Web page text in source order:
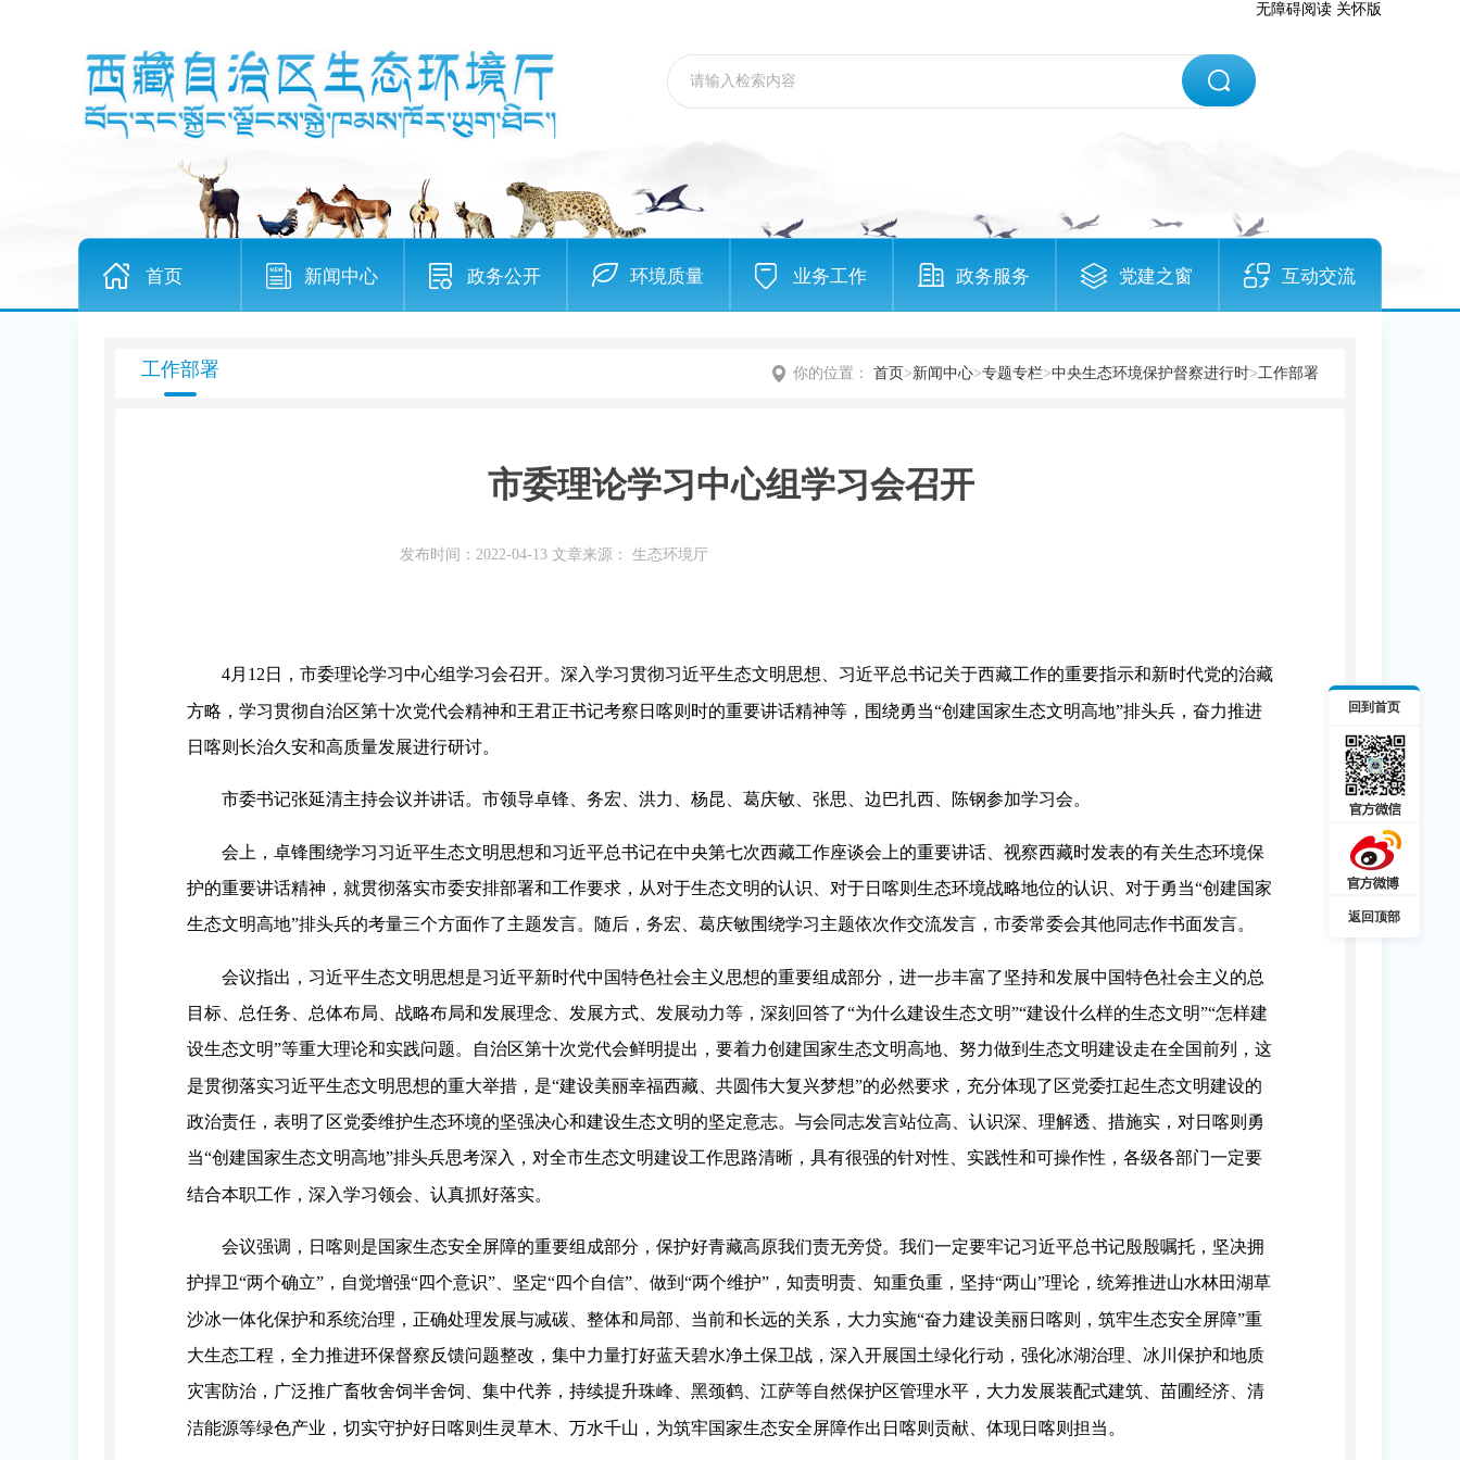
无障碍阅读 关怀版
首页 新闻中心 政务公开 环境质量 业务工作 政务服务 党建之窗 互动交流
回到首页
返回顶部
工作部署 你的位置： 首页>新闻中心>专题专栏>中央生态环境保护督察进行时>工作部署
市委理论学习中心组学习会召开
发布时间：2022-04-13 文章来源： 生态环境厅
4月12日，市委理论学习中心组学习会召开。深入学习贯彻习近平生态文明思想、习近平总书记关于西藏工作的重要指示和新时代党的治藏
方略，学习贯彻自治区第十次党代会精神和王君正书记考察日喀则时的重要讲话精神等，围绕勇当“创建国家生态文明高地”排头兵，奋力推进
日喀则长治久安和高质量发展进行研讨。
市委书记张延清主持会议并讲话。市领导卓锋、务宏、洪力、杨昆、葛庆敏、张思、边巴扎西、陈钢参加学习会。
会上，卓锋围绕学习习近平生态文明思想和习近平总书记在中央第七次西藏工作座谈会上的重要讲话、视察西藏时发表的有关生态环境保
护的重要讲话精神，就贯彻落实市委安排部署和工作要求，从对于生态文明的认识、对于日喀则生态环境战略地位的认识、对于勇当“创建国家
生态文明高地”排头兵的考量三个方面作了主题发言。随后，务宏、葛庆敏围绕学习主题依次作交流发言，市委常委会其他同志作书面发言。
会议指出，习近平生态文明思想是习近平新时代中国特色社会主义思想的重要组成部分，进一步丰富了坚持和发展中国特色社会主义的总
目标、总任务、总体布局、战略布局和发展理念、发展方式、发展动力等，深刻回答了“为什么建设生态文明”“建设什么样的生态文明”“怎样建
设生态文明”等重大理论和实践问题。自治区第十次党代会鲜明提出，要着力创建国家生态文明高地、努力做到生态文明建设走在全国前列，这
是贯彻落实习近平生态文明思想的重大举措，是“建设美丽幸福西藏、共圆伟大复兴梦想”的必然要求，充分体现了区党委扛起生态文明建设的
政治责任，表明了区党委维护生态环境的坚强决心和建设生态文明的坚定意志。与会同志发言站位高、认识深、理解透、措施实，对日喀则勇
当“创建国家生态文明高地”排头兵思考深入，对全市生态文明建设工作思路清晰，具有很强的针对性、实践性和可操作性，各级各部门一定要
结合本职工作，深入学习领会、认真抓好落实。
会议强调，日喀则是国家生态安全屏障的重要组成部分，保护好青藏高原我们责无旁贷。我们一定要牢记习近平总书记殷殷嘱托，坚决拥
护捍卫“两个确立”，自觉增强“四个意识”、坚定“四个自信”、做到“两个维护”，知责明责、知重负重，坚持“两山”理论，统筹推进山水林田湖草
沙冰一体化保护和系统治理，正确处理发展与减碳、整体和局部、当前和长远的关系，大力实施“奋力建设美丽日喀则，筑牢生态安全屏障”重
大生态工程，全力推进环保督察反馈问题整改，集中力量打好蓝天碧水净土保卫战，深入开展国土绿化行动，强化冰湖治理、冰川保护和地质
灾害防治，广泛推广畜牧舍饲半舍饲、集中代养，持续提升珠峰、黑颈鹤、江萨等自然保护区管理水平，大力发展装配式建筑、苗圃经济、清
洁能源等绿色产业，切实守护好日喀则生灵草木、万水千山，为筑牢国家生态安全屏障作出日喀则贡献、体现日喀则担当。